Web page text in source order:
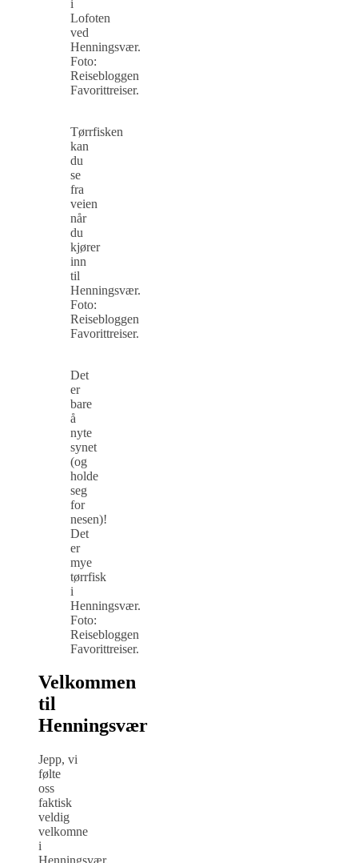
i
Lofoten
ved
Henningsvær.
Foto:
Reisebloggen
Favorittreiser.
Tørrfisken
kan
du
se
fra
veien
når
du
kjører
inn
til
Henningsvær.
Foto:
Reisebloggen
Favorittreiser.
Det
er
bare
å
nyte
synet
(og
holde
seg
for
nesen)!
Det
er
mye
tørrfisk
i
Henningsvær.
Foto:
Reisebloggen
Favorittreiser.
Velkommen
til
Henningsvær
Jepp, vi
følte
oss
faktisk
veldig
velkomne
i